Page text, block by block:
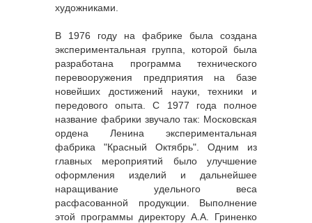
художниками.
В 1976 году на фабрике была создана
экспериментальная группа, которой была
разработана программа технического
перевооружения предприятия на базе
новейших достижений науки, техники и
передового опыта. С 1977 года полное
название фабрики звучало так: Московская
ордена Ленина экспериментальная
фабрика "Красный Октябрь". Одним из
главных мероприятий было улучшение
оформления изделий и дальнейшее
наращивание удельного веса
расфасованной продукции. Выполнение
этой программы директору А.А. Гриненко